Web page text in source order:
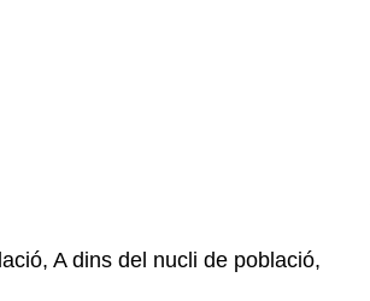
A dins del nucli de població,